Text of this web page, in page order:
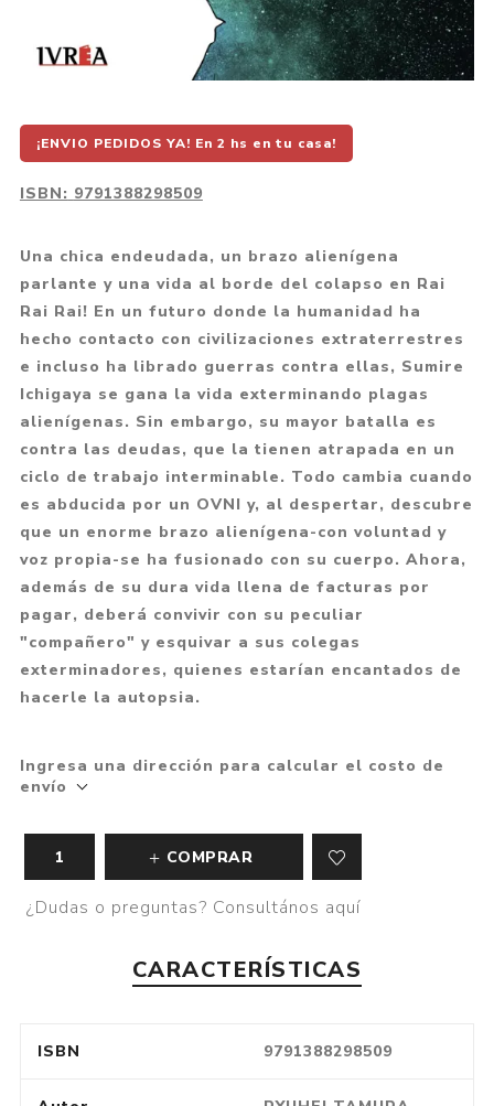
¡ENVIO PEDIDOS YA! En 2 hs en tu casa!
ISBN: 9791388298509
Una chica endeudada, un brazo alienígena
parlante y una vida al borde del colapso en Rai
Rai Rai! En un futuro donde la humanidad ha
hecho contacto con civilizaciones extraterrestres
e incluso ha librado guerras contra ellas, Sumire
Ichigaya se gana la vida exterminando plagas
alienígenas. Sin embargo, su mayor batalla es
contra las deudas, que la tienen atrapada en un
ciclo de trabajo interminable. Todo cambia cuando
es abducida por un OVNI y, al despertar, descubre
que un enorme brazo alienígena-con voluntad y
voz propia-se ha fusionado con su cuerpo. Ahora,
además de su dura vida llena de facturas por
pagar, deberá convivir con su peculiar
"compañero" y esquivar a sus colegas
exterminadores, quienes estarían encantados de
hacerle la autopsia.
Ingresa una dirección para calcular el costo de
envío
COMPRAR
¿Dudas o preguntas? Consultános aquí
CARACTERÍSTICAS
ISBN 9791388298509